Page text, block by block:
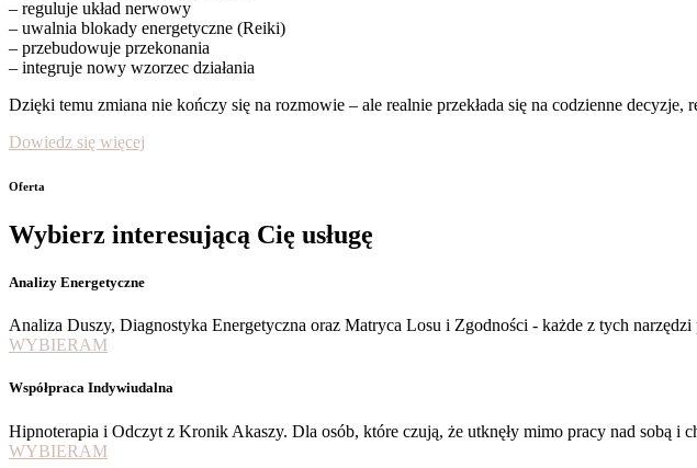
– reguluje układ nerwowy
– uwalnia blokady energetyczne (Reiki)
– przebudowuje przekonania
– integruje nowy wzorzec działania
Dzięki temu zmiana nie kończy się na rozmowie – ale realnie przekłada się na codzienne decyzje,
Dowiedz się więcej
Oferta
Wybierz interesującą Cię usługę
Analizy Energetyczne
Analiza Duszy, Diagnostyka Energetyczna oraz Matryca Losu i Zgodności - każde z tych
WYBIERAM
Współpraca Indywiudalna
Hipnoterapia i Odczyt z Kronik Akaszy. Dla osób, które czują, że utknęły mimo pracy nad sobą i
WYBIERAM